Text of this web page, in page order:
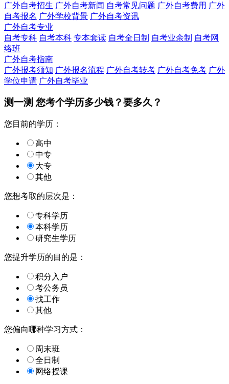
广外自考招生 广外自考新闻 自考常见问题 广外自考费用 广外
自考报名 广外学校背景 广外自考资讯
广外自考专业
自考专科 自考本科 专本套读 自考全日制 自考业余制 自考网
络班
广外自考指南
广外报考须知 广外报名流程 广外自考转考 广外自考免考 广外
学位申请 广外自考毕业
测一测 您考个学历多少钱？要多久？
您目前的学历：
高中
中专
大专
其他
您想考取的层次是：
专科学历
本科学历
研究生学历
您提升学历的目的是：
积分入户
考公务员
找工作
其他
您偏向哪种学习方式：
周末班
全日制
网络授课